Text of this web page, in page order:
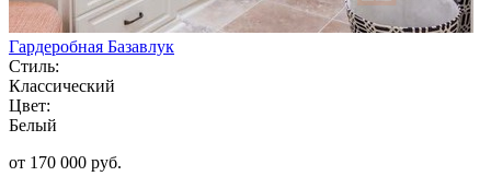
Гардеробная Базавлук
Стиль:
Классический
Цвет:
Белый
от 170 000 руб.